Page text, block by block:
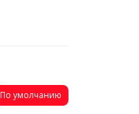
По умолчанию